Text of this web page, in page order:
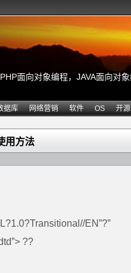
面向对象编程，JAVA面向对
据库 网络营销 软件 OS 开
用方法
EN”?”
??